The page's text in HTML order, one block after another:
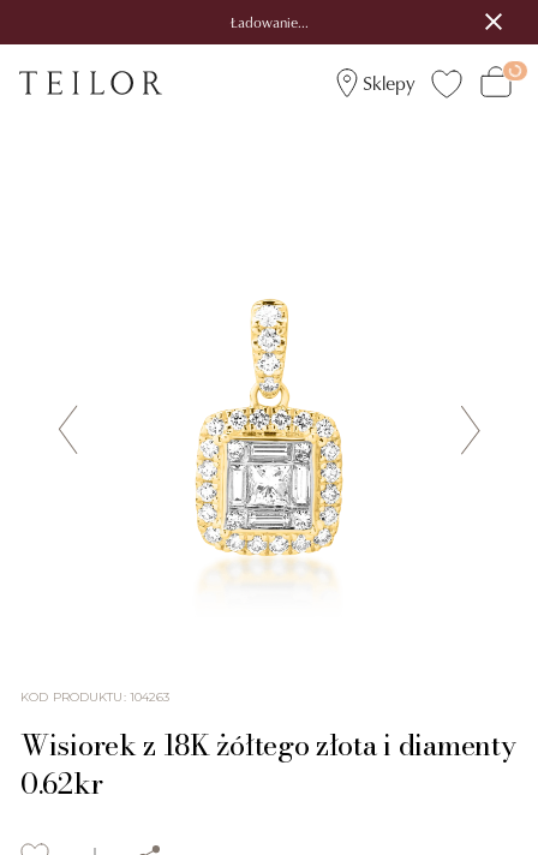
Ładowanie...
Sklepy
KOD PRODUKTU: 104263
Wisiorek z 18K żółtego złota i diamenty
0.62kr